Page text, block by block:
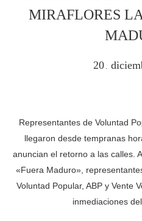
MIRAFLORES
20 .
Representantes de Voluntad
llegaron desde tempranas
anuncian el retorno a las calles.
«Fuera Maduro»,
Voluntad Popular, ABP y Vente
inmediaciones